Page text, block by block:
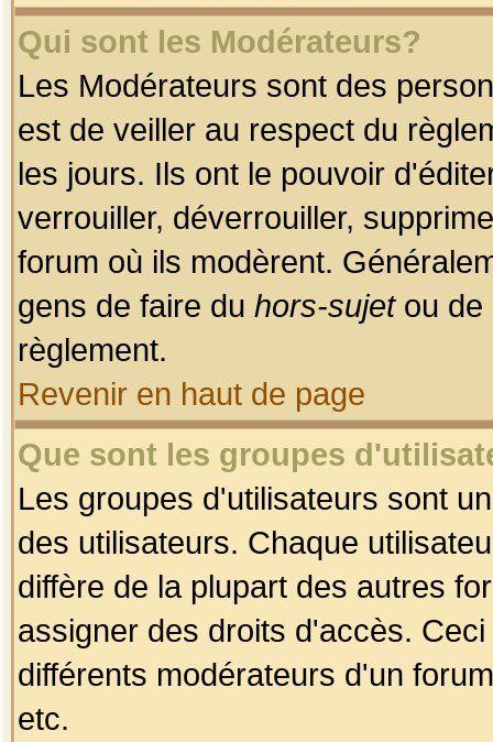
Qui sont les Modérateurs?
Les Modérateurs sont des
est de veiller au respect du
les jours. Ils ont le pouvoir
verrouiller, déverrouiller,
forum où ils modèrent.
gens de faire du hors-sujetou de
règlement.
Revenir en haut de page
Que sont les groupes
Les groupes d'utilisateurs sont
des utilisateurs. Chaque
diffère de la plupart des autres
assigner des droits d'accès.
différents modérateurs d'un
etc.